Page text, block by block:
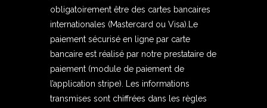
obligatoirement être des cartes bancaires
internationales (Mastercard ou Visa).Le
paiement sécurisé en ligne par carte
bancaire est réalisé par notre prestataire de
paiement (module de paiement de
l’application stripe). Les informations
transmises sont chiffrées dans les règles